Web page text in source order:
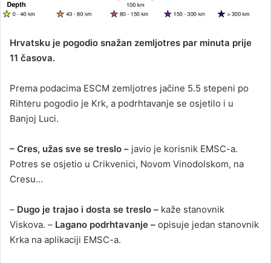
Hrvatsku je pogodio snažan zemljotres par minuta prije
11 časova.
Prema podacima ESCM zemljotres jačine 5.5 stepeni po
Rihteru pogodio je Krk, a podrhtavanje se osjetilo i u
Banjoj Luci.
– Cres, užas sve se treslo – javio je korisnik EMSC-a.
Potres se osjetio u Crikvenici, Novom Vinodolskom, na
Cresu…
– Dugo je trajao i dosta se treslo – kaže stanovnik
Viskova. – Lagano podrhtavanje – opisuje jedan stanovnik
Krka na aplikaciji EMSC-a.